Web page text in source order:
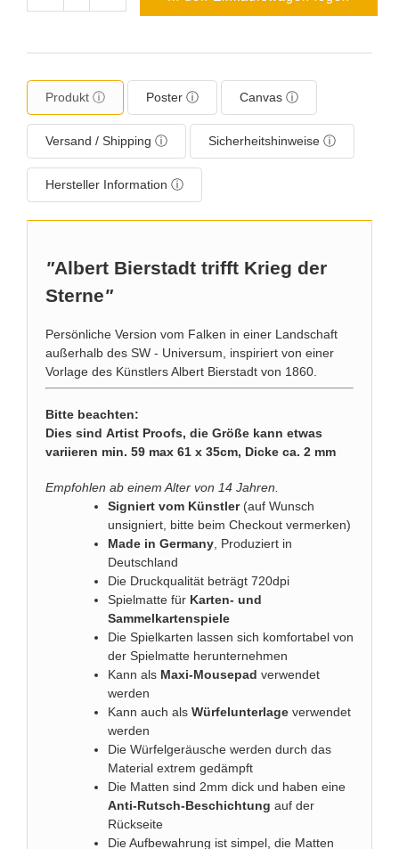
Produkt ⓘ Poster ⓘ Canvas ⓘ
Versand / Shipping ⓘ Sicherheitshinweise ⓘ
Hersteller Information ⓘ
"Albert Bierstadt trifft Krieg der
Sterne"
Persönliche Version vom Falken in einer Landschaft
außerhalb des SW - Universum, inspiriert von einer
Vorlage des Künstlers Albert Bierstadt von 1860.
Bitte beachten:
Dies sind Artist Proofs, die Größe kann etwas
variieren min. 59 max 61 x 35cm, Dicke ca. 2 mm
Empfohlen ab einem Alter von 14 Jahren.
Signiert vom Künstler(auf Wunsch
unsigniert, bitte beim Checkout vermerken)
Made in Germany , Produziert in
Deutschland
Die Druckqualität beträgt 720dpi
Spielmatte für Karten- und
Sammelkartenspiele
Die Spielkarten lassen sich komfortabel von
der Spielmatte herunternehmen
Kann als Maxi-Mousepad verwendet
werden
Kann auch als Würfelunterlage verwendet
werden
Die Würfelgeräusche werden durch das
Material extrem gedämpft
Die Matten sind 2mm dick und haben eine
Anti-Rutsch-Beschichtung auf der
Rückseite
Die Aufbewahrung ist simpel, die Matten